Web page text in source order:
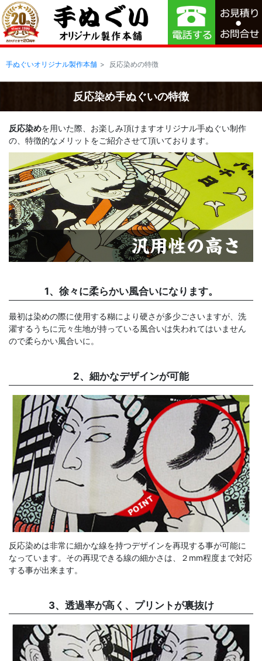
手ぬぐいオリジナル製作本舗 反応染めの特徴
反応染め手ぬぐいの特徴
反応染めを用いた際、お楽しみ頂けますオリジナル手ぬぐい制作
の、特徴的なメリットをご紹介させて頂いております。
1、徐々に柔らかい風合いになります。
最初は染めの際に使用する糊により硬さが多少ごさいますが、洗
濯するうちに元々生地が持っている風合いは失われてはいません
ので柔らかい風合いに。
2、細かなデザインが可能
反応染めは非常に細かな線を持つデザインを再現する事が可能に
なっています。その再現できる線の細かさは、２mm程度まで対応
する事が出来ます。
3、透過率が高く、プリントが裏抜け